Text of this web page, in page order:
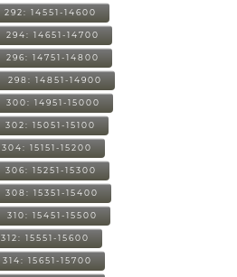
292: 14551-14600
294: 14651-14700
296: 14751-14800
298: 14851-14900
300: 14951-15000
302: 15051-15100
304: 15151-15200
306: 15251-15300
308: 15351-15400
310: 15451-15500
312: 15551-15600
314: 15651-15700